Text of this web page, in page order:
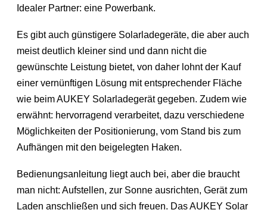
Idealer Partner: eine Powerbank.
Es gibt auch günstigere Solarladegeräte, die aber auch
meist deutlich kleiner sind und dann nicht die
gewünschte Leistung bietet, von daher lohnt der Kauf
einer vernünftigen Lösung mit entsprechender Fläche
wie beim AUKEY Solarladegerät gegeben. Zudem wie
erwähnt: hervorragend verarbeitet, dazu verschiedene
Möglichkeiten der Positionierung, vom Stand bis zum
Aufhängen mit den beigelegten Haken.
Bedienungsanleitung liegt auch bei, aber die braucht
man nicht: Aufstellen, zur Sonne ausrichten, Gerät zum
Laden anschließen und sich freuen. Das AUKEY Solar